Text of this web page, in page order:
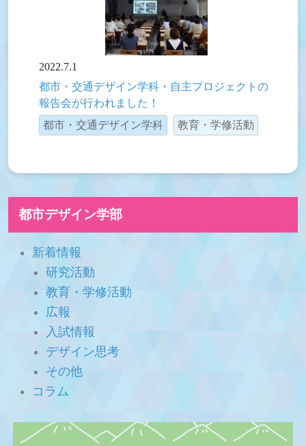
2022.7.1
都市・交通デザイン学科・自主プロジェクトの
報告会が行われました！
都市・交通デザイン学科
教育・学修活動
都市デザイン学部
新着情報
研究活動
教育・学修活動
広報
入試情報
デザイン思考
その他
コラム